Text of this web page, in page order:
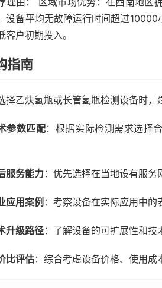
设备平均无故障运行时间超过
客户初期投入。
指南
择乙炔氢瓶或长管氢瓶检测设备时，
参数匹配：根据实际检测需求选择
服务能力：优先选择在当地设有服务
应用案例 ：考察设备在实际应用中的
升级路径：了解设备的可扩展性和技
比评估：综合考虑设备价格、使用成